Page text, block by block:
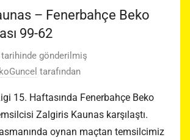
– Fenerbahçe Beko
99-62
tarihinde gönderilmiş
tarafından
15. Haftasında Fenerbahçe Beko
Zalgiris Kaunas karşılaştı.
oynan maçtan temsilcimiz